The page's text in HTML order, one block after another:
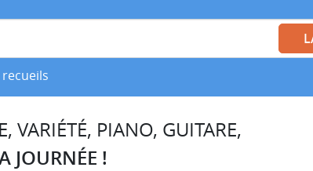
VARIÉTÉ, PIANO, GUITARE,
JOURNÉE !